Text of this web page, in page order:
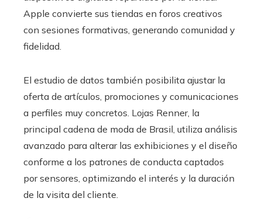
Apple convierte sus tiendas en foros creativos
con sesiones formativas, generando comunidad y
fidelidad.
El estudio de datos también posibilita ajustar la
oferta de artículos, promociones y comunicaciones
a perfiles muy concretos. Lojas Renner, la
principal cadena de moda de Brasil, utiliza análisis
avanzado para alterar las exhibiciones y el diseño
conforme a los patrones de conducta captados
por sensores, optimizando el interés y la duración
de la visita del cliente.